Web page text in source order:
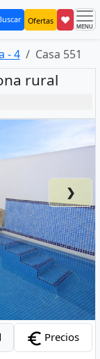
Ofertas ❤
- 4 Casa 551
rural
❯
Precios